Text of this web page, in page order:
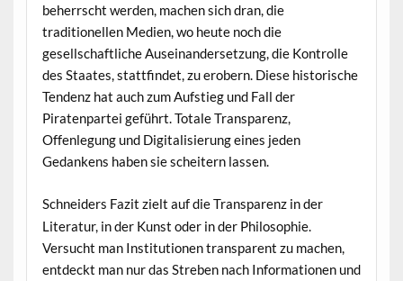
beherrscht werden, machen sich dran, die
traditionellen Medien, wo heute noch die
gesellschaftliche Auseinandersetzung, die Kontrolle
des Staates, stattfindet, zu erobern. Diese historische
Tendenz hat auch zum Aufstieg und Fall der
Piratenpartei geführt. Totale Transparenz,
Offenlegung und Digitalisierung eines jeden
Gedankens haben sie scheitern lassen.
Schneiders Fazit zielt auf die Transparenz in der
Literatur, in der Kunst oder in der Philosophie.
Versucht man Institutionen transparent zu machen,
entdeckt man nur das Streben nach Informationen und